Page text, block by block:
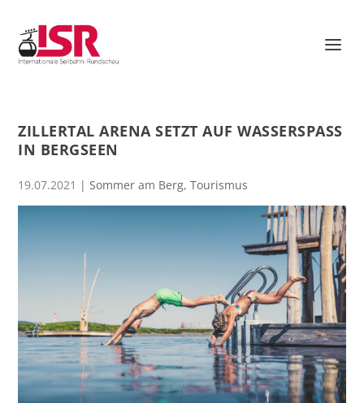
ZILLERTAL ARENA SETZT AUF WASSERSPASS I
N BERGSEEN
19.07.2021 |Sommer am Berg,Tourismus